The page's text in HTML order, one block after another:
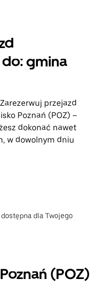
gmina
przejazd
Poznań (POZ) –
dokonać nawet
w dowolnym dniu
dostępna dla Twojego
(POZ)